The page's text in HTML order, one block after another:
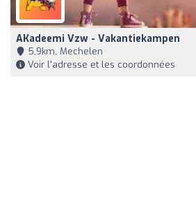
AKadeemi Vzw - Vakantiekampen
5,9km, Mechelen
Voir l'adresse et les coordonnées